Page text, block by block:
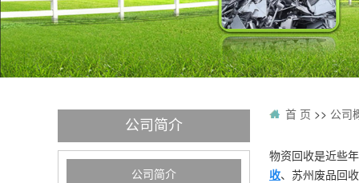
公司简介
公司简介
首 页 >> 公司
物资回收是近些
收、苏州废品回